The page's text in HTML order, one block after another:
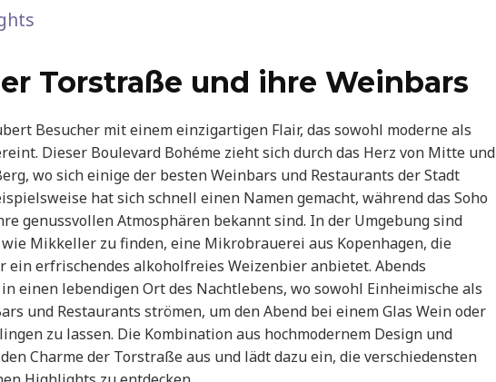
Torstraße und ihre Weinbars
Besucher mit einem einzigartigen Flair, das sowohl moderne als
Dieser Boulevard Bohéme zieht sich durch das Herz von Mitte und
wo sich einige der besten Weinbars und Restaurants der Stadt
hat sich schnell einen Namen gemacht, während das Soho
genussvollen Atmosphären bekannt sind. In der Umgebung sind
Mikkeller zu finden, eine Mikrobrauerei aus Kopenhagen, die
ein erfrischendes alkoholfreies Weizenbier anbietet. Abends
einen lebendigen Ort des Nachtlebens, wo sowohl Einheimische als
und Restaurants strömen, um den Abend bei einem Glas Wein oder
zu lassen. Die Kombination aus hochmodernem Design und
Charme der Torstraße aus und lädt dazu ein, die verschiedensten